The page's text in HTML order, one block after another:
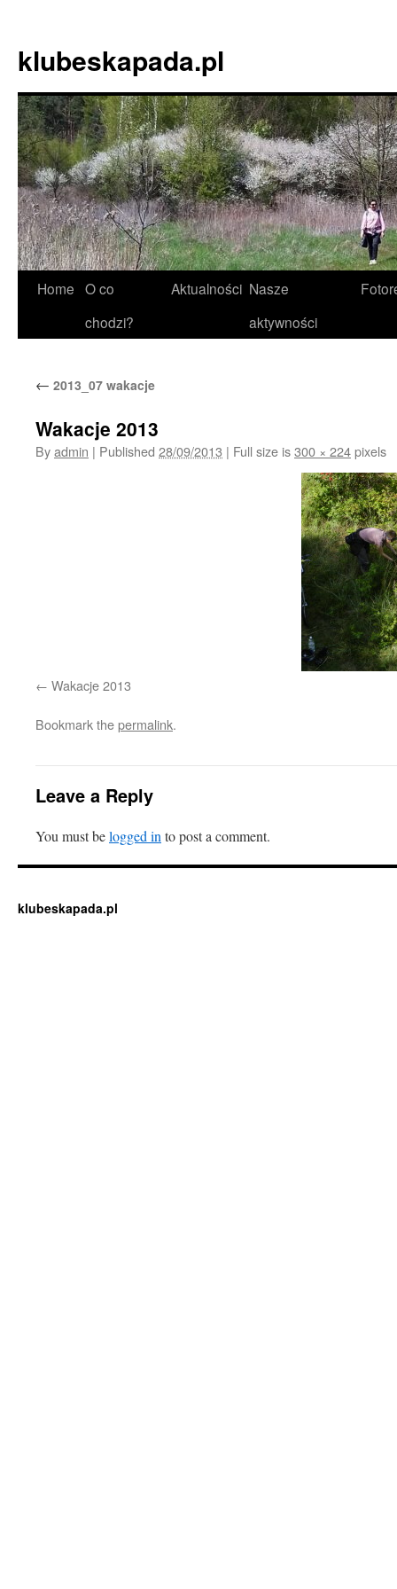
content
klubeskapada.pl
Home O co
chodzi?
Aktualności Nasze
aktywności
← 2013_07 wakacje
Wakacje 2013
Byadmin | Published 28/09/2013 | Full size is300 × 224pixels
Wakacje 2013
Bookmark thepermalink.
Leave a Reply
You must belogged in to post a comment.
klubeskapada.pl